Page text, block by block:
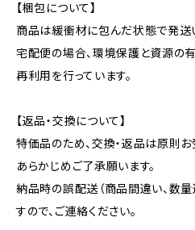
【梱包について】
商品は緩衝材に包んだ状態で発送
宅配便の場合、環境保護と資源の
再利用を行っています。
【返品・交換について】
特価品のため、交換・返品は原則お
あらかじめご了承願います。
納品時の誤配送（商品間違い、数
すので、ご連絡ください。